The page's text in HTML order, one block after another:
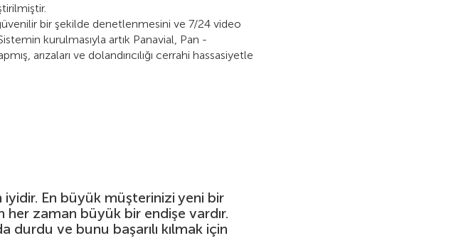
bir şekilde denetlenmesini ve 7/24 video
kurulmasıyla artık Panavial, Pan -
arızaları ve dolandırıcılığı cerrahi hassasiyetle
En büyük müşterinizi yeni bir
zaman büyük bir endişe vardır.
durdu ve bunu başarılı kılmak için